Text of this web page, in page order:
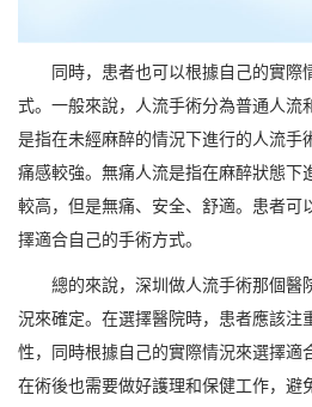
同時，患者也可以根據自己的實際
式。一般來說，人流手術分為普通人流
是指在未經麻醉的情況下進行的人流手
痛感較強。無痛人流是指在麻醉狀態下
較高，但是無痛、安全、舒適。患者可
擇適合自己的手術方式。
總的來說，深圳做人流手術那個醫
況來確定。在選擇醫院時，患者應該注
性，同時根據自己的實際情況來選擇適
在術後也需要做好護理和保健工作，避